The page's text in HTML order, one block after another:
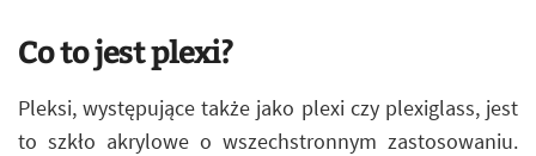
Co to jest plexi?
Pleksi, występujące także jako plexi czy plexiglass, jest
to szkło akrylowe o wszechstronnym zastosowaniu.